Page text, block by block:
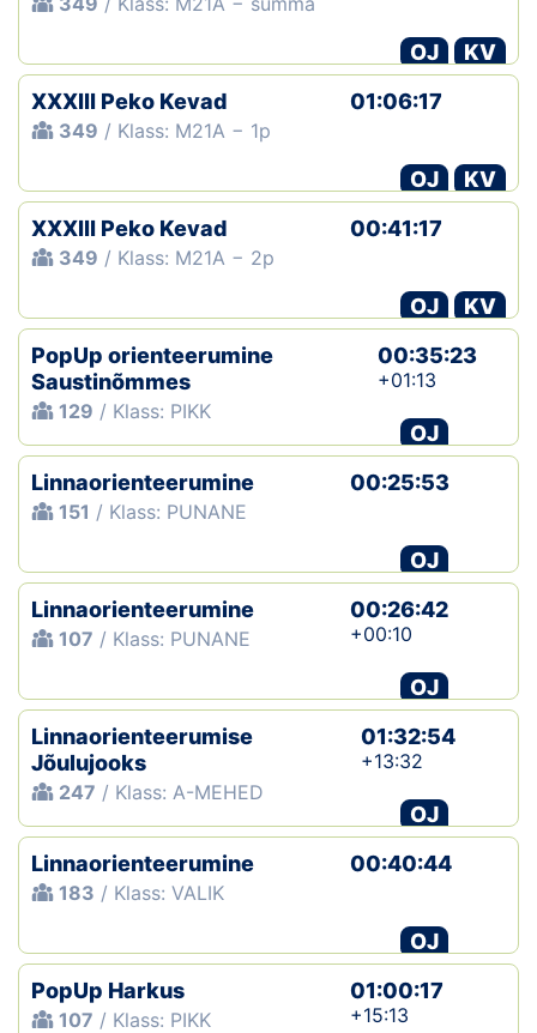
OJ
KV
XXXIII Peko Kevad
349 / Klass: M21A − 1p
01:06:17
OJ
KV
XXXIII Peko Kevad
349 / Klass: M21A − 2p
00:41:17
OJ
KV
PopUp orienteerumine
Saustinõmmes
129 / Klass: PIKK
00:35:23
+01:13
OJ
Linnaorienteerumine
151 / Klass: PUNANE
00:25:53
OJ
Linnaorienteerumine
107 / Klass: PUNANE
00:26:42
+00:10
OJ
Linnaorienteerumise
Jõulujooks
247 / Klass: A-MEHED
01:32:54
+13:32
OJ
Linnaorienteerumine
183 / Klass: VALIK
00:40:44
OJ
PopUp Harkus
107 / Klass: PIKK
01:00:17
+15:13